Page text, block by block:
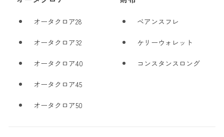
オータクロア28
オータクロア32
オータクロア40
オータクロア45
オータクロア50
ベアンスフレ
ケリーウォレット
コンスタンスロング